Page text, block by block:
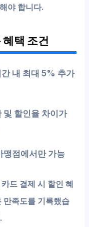
야 합니다.
택 조건
내 최대 5% 추가
및 할인율 차이가
맹점에서만 가능
드 결제 시 할인 혜
만족도를 기록했습